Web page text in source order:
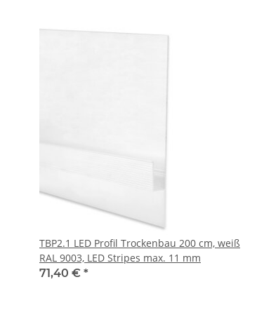
TBP2.1 LED Profil Trockenbau 200 cm, weiß
RAL 9003, LED Stripes max. 11 mm
71,40 € *